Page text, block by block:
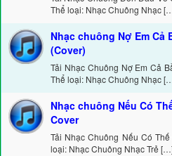
Thể loại: Nhạc Chuông Nhạc
Nhạc chuông Nợ Em Cả
(Cover)
Tải Nhạc Chuông Nợ Em Cả
Thể loại: Nhạc Chuông Nhạc
Nhạc chuông Nếu Có
Cover
Tải Nhạc Chuông Nếu Có
loại: Nhạc Chuông Nhạc Trẻ